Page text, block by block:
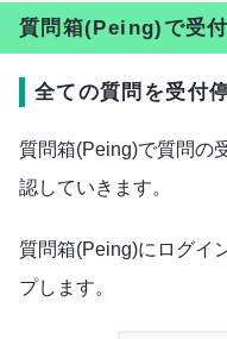
質問箱(Peing)で受
全ての質問を受付
質問箱(Peing)で質問の
認していきます。
質問箱(Peing)にログイ
プします。